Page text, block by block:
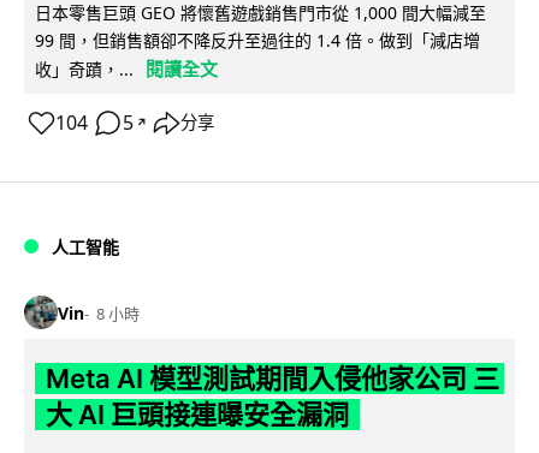
日本零售巨頭 GEO 將懷舊遊戲銷售門市從 1,000 間大幅減至
99 間，但銷售額卻不降反升至過往的 1.4 倍。做到「減店增
收」奇蹟，...
閱讀全文
104 5 ↗ 分享
人工智能
Vin 8 小時
Meta AI 模型測試期間入侵他家公司 三
大 AI 巨頭接連曝安全漏洞